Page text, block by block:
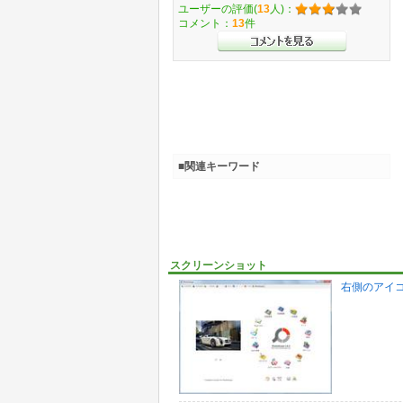
スクリーンショット
右側のアイ
ユーザーの評価(13 人)：
コメント： 13件
■関連キーワード